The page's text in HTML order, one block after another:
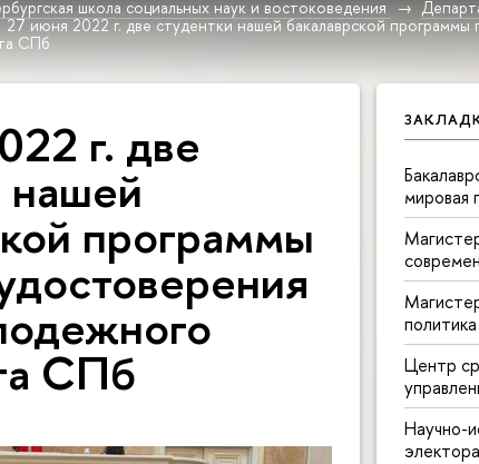
школа социальных наук и востоковедения
27 июня 2022 г. две студентки нашей бакалаврской программы
СПб
мировая
Центр
Научно-
г. две
нашей
программы
СПб